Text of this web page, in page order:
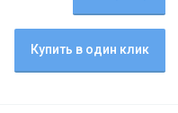
Купить в один клик